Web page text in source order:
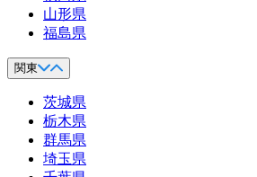
山形県
福島県
関東
茨城県
栃木県
群馬県
埼玉県